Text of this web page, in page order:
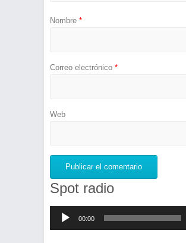
Nombre *
Correo electrónico *
Web
Spot radio
Reproductor
00:00